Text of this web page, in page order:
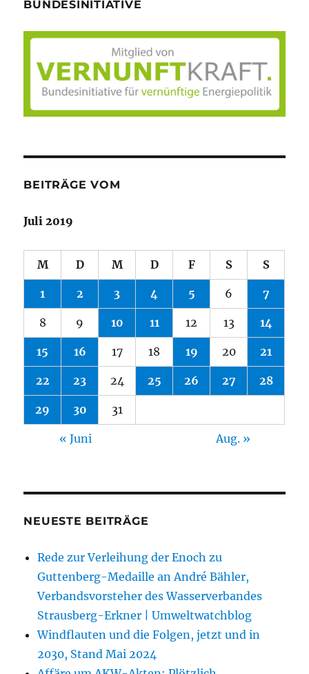
BUNDESINITIATIVE
BEITRÄGE VOM
Juli 2019
M D M D F S S
1 2 3 4 5 6 7
8 9 10 11 12 13 14
15 16 17 18 19 20 21
22 23 24 25 26 27 28
29 30 31
« Juni Aug. »
NEUESTE BEITRÄGE
Rede zur Verleihung der Enoch zu
Guttenberg-Medaille an André Bähler,
Verbandsvorsteher des Wasserverbandes
Strausberg-Erkner | Umweltwatchblog
Windflauten und die Folgen, jetzt und in
2030, Stand Mai 2024